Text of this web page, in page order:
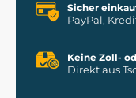
Sicher
PayPal,
Keine Zoll-
Direkt aus